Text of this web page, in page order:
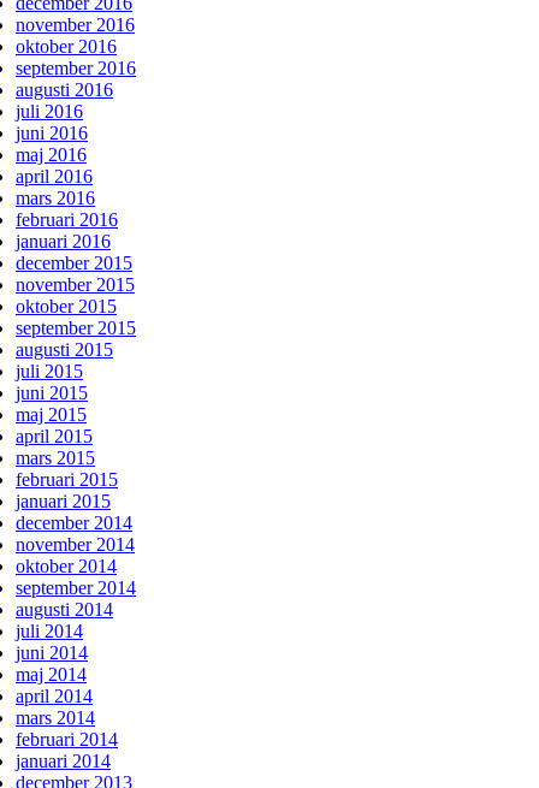
november 2016
oktober 2016
september 2016
augusti 2016
juli 2016
juni 2016
maj 2016
april 2016
mars 2016
februari 2016
januari 2016
december 2015
november 2015
oktober 2015
september 2015
augusti 2015
juli 2015
juni 2015
maj 2015
april 2015
mars 2015
februari 2015
januari 2015
december 2014
november 2014
oktober 2014
september 2014
augusti 2014
juli 2014
juni 2014
maj 2014
april 2014
mars 2014
februari 2014
januari 2014
december 2013